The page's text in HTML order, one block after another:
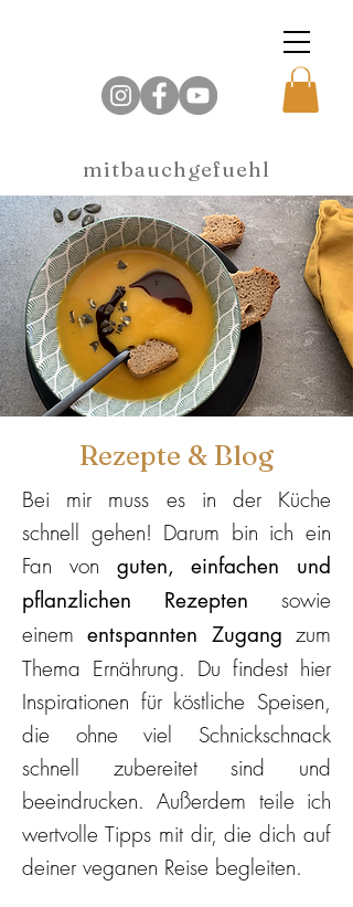
mitbauchgefuehl
Rezepte & Blog
Bei mir muss es in der Küche
schnell gehen! Darum bin ich ein
Fan von guten, einfachen und
pflanzlichen Rezepten sowie
einementspannten Zugang zum
Thema Ernährung. Du findest hier
Inspirationen für köstliche Speisen,
die ohne viel Schnickschnack
schnell zubereitet sind und
beeindrucken. Außerdem teile ich
wertvolle Tipps mit dir, die dich auf
deiner veganen Reise begleiten.